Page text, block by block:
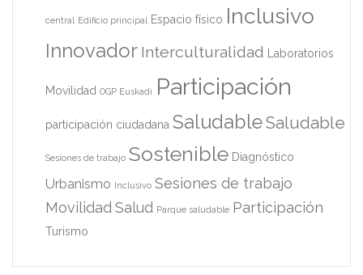
central Edificio principal Espacio físico Inclusivo
Innovador Interculturalidad Laboratorios
Movilidad OGP Euskadi Participación
participación ciudadana SaludableSaludable
Sesiones de trabajo Sostenible Diagnóstico
Urbanismo Inclusivo Sesiones de trabajo
Movilidad Salud Parque saludable Participación
Turismo